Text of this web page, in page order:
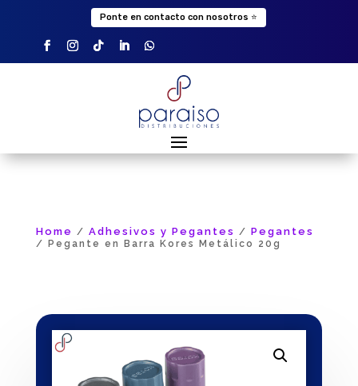
Ponte en contacto con nosotros ⭐
Home / Adhesivos y Pegantes / Pegantes
/ Pegante en Barra Kores Metálico 20g